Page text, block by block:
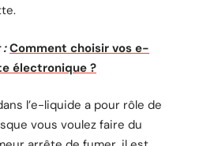
: Comment choisir vos e-
électronique ?
l’e-liquide a pour rôle de
vous voulez faire du